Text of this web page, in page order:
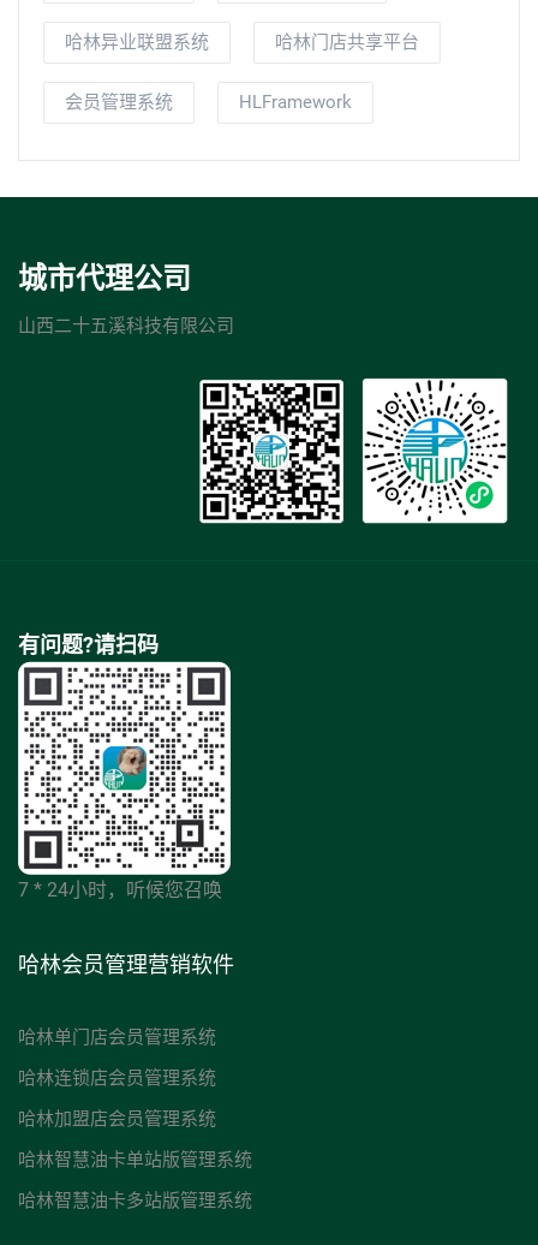
哈林异业联盟系统 哈林门店共享平台
会员管理系统 HLFramework
城市代理公司
山西二十五溪科技有限公司
有问题?请扫码
7 * 24小时，听候您召唤
哈林会员管理营销软件
哈林单门店会员管理系统
哈林连锁店会员管理系统
哈林加盟店会员管理系统
哈林智慧油卡单站版管理系统
哈林智慧油卡多站版管理系统